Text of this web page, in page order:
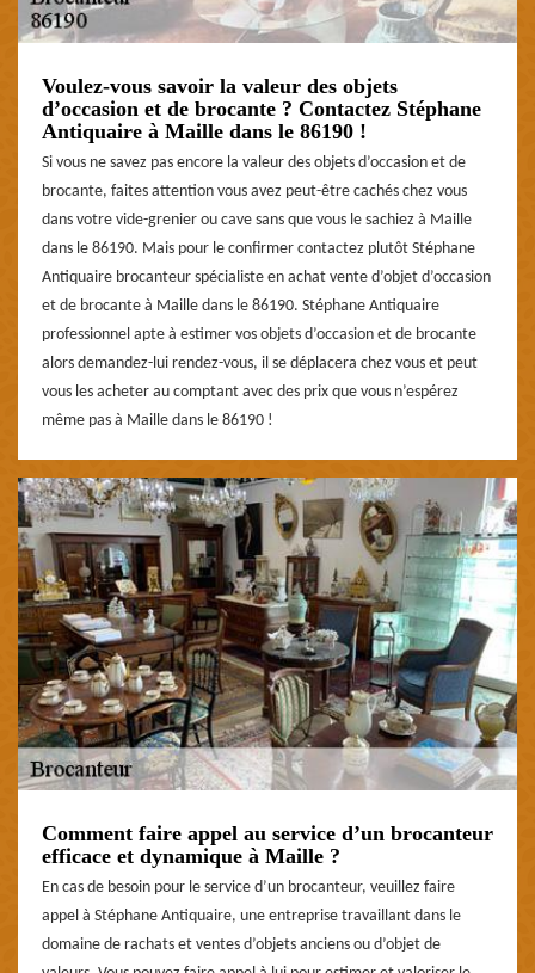
Voulez-vous savoir la valeur des objets
d’occasion et de brocante ? Contactez Stéphane
Antiquaire à Maille dans le 86190 !
Si vous ne savez pas encore la valeur des objets d’occasion et de
brocante, faites attention vous avez peut-être cachés chez vous
dans votre vide-grenier ou cave sans que vous le sachiez à Maille
dans le 86190. Mais pour le confirmer contactez plutôt Stéphane
Antiquaire brocanteur spécialiste en achat vente d’objet d’occasion
et de brocante à Maille dans le 86190. Stéphane Antiquaire
professionnel apte à estimer vos objets d’occasion et de brocante
alors demandez-lui rendez-vous, il se déplacera chez vous et peut
vous les acheter au comptant avec des prix que vous n’espérez
même pas à Maille dans le 86190 !
Comment faire appel au service d’un brocanteur
efficace et dynamique à Maille ?
En cas de besoin pour le service d’un brocanteur, veuillez faire
appel à Stéphane Antiquaire, une entreprise travaillant dans le
domaine de rachats et ventes d’objets anciens ou d’objet de